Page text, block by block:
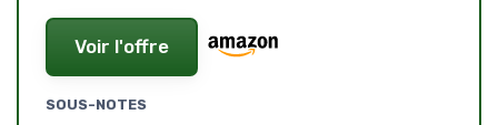
Voir l'offre
SOUS-NOTES